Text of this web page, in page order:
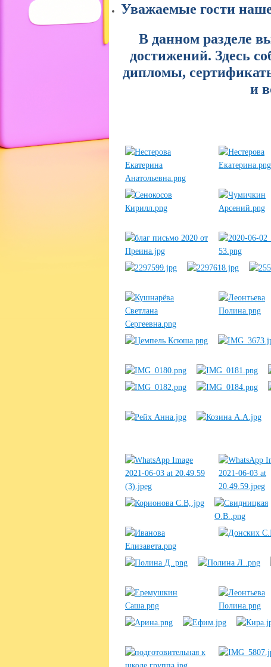
Уважаемые гости
В данном разделе
достижений. Здесь
дипломы,
и